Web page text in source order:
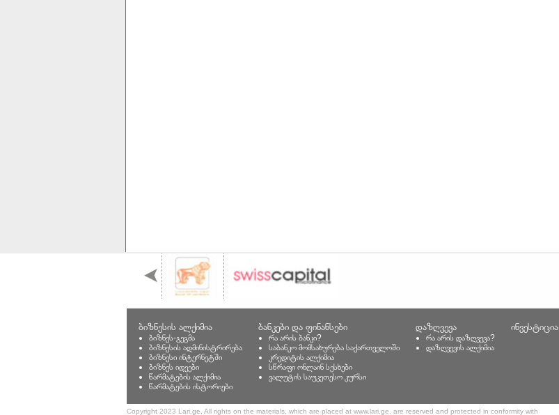
ბიზნესის ალქიმია
ბიზნეს-გეგმა
ბიზნესის ადმინისტრირება
ბიზნესი ინტერნეტში
ბიზნეს იდეები
წარმატების ალქიმია
წარმატების ისტორიები
ბანკები და ფინანსები
რა არის ბანკი?
საბანკო მომსახურება საქართველოში
კრედიტის ალქიმია
სწრაფი ონლაინ სესხები
ვალუტის საუკეთესო კურსი
დაზღვევა
რა არის დაზღვევა?
დაზღვევის ალქიმია
ინვესტიცია
Copyright 2023 Lari.ge, All rights on the materials, which are placed at www.lari.ge, are reserved and protected in conformity with